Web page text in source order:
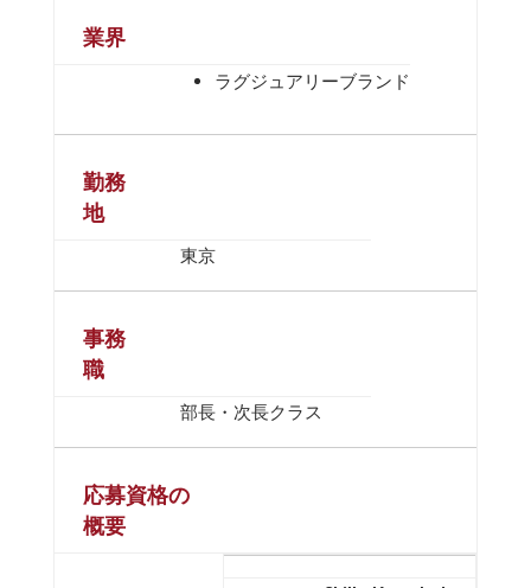
業界
ラグジュアリーブランド
勤務
地
東京
事務
職
部長・次長クラス
応募資格の
概要